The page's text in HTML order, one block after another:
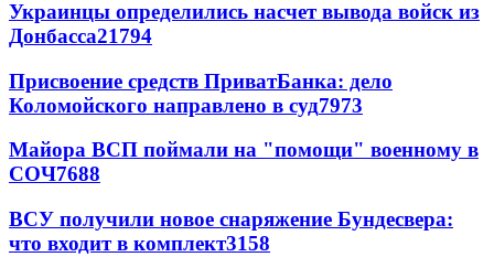
Украинцы определились насчет вывода войск из
Донбасса21794
Присвоение средств ПриватБанка: дело
Коломойского направлено в суд7973
Майора ВСП поймали на "помощи" военному в
СОЧ7688
ВСУ получили новое снаряжение Бундесвера:
что входит в комплект3158